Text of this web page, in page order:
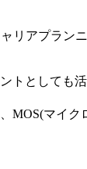
リアプラ
トとして
マイ